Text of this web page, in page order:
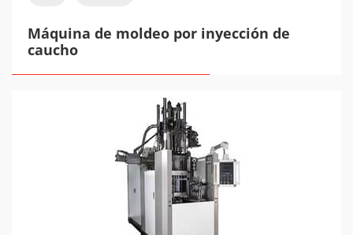
Máquina de moldeo por inyección de
caucho